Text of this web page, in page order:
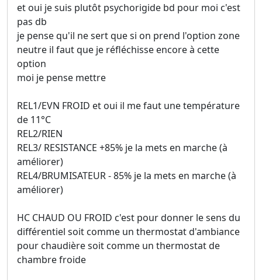
et oui je suis plutôt psychorigide bd pour moi c'est
pas db
je pense qu'il ne sert que si on prend l'option zone
neutre il faut que je réfléchisse encore à cette
option
moi je pense mettre
REL1/EVN FROID et oui il me faut une température
de 11°C
REL2/RIEN
REL3/ RESISTANCE +85% je la mets en marche (à
améliorer)
REL4/BRUMISATEUR - 85% je la mets en marche (à
améliorer)
HC CHAUD OU FROID c'est pour donner le sens du
différentiel soit comme un thermostat d'ambiance
pour chaudière soit comme un thermostat de
chambre froide